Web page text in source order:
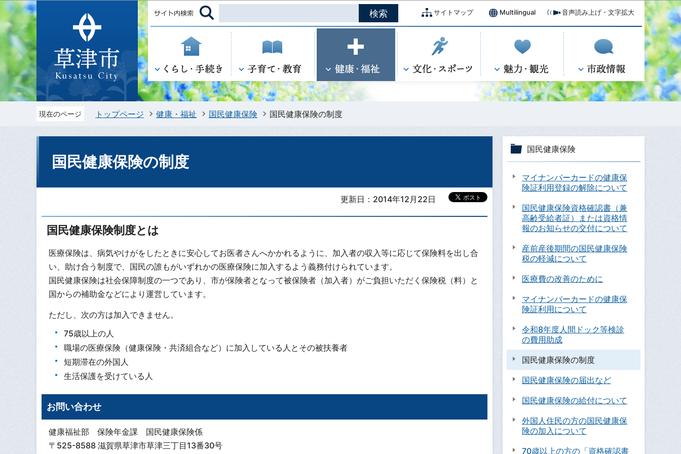
このページの本文へ移動
サイトマップ Multilingual 音声読み上げ・文字拡大
現在のページ トップページ 健康・福祉 国民健康保険 国民健康保険の制度
国民健康保険の制度
更新日：2014年12月22日
国民健康保険制度とは
医療保険は、病気やけがをしたときに安心してお医者さんへかかれるように、加入者の収入等に応じて保険料を出し合
い、助け合う制度で、国民の誰もがいずれかの医療保険に加入するよう義務付けられています。
国民健康保険は社会保障制度の一つであり、市が保険者となって被保険者（加入者）がご負担いただく保険税（料）と
国からの補助金などにより運営しています。
ただし、次の方は加入できません。
75歳以上の人
職場の医療保険（健康保険・共済組合など）に加入している人とその被扶養者
短期滞在の外国人
生活保護を受けている人
お問い合わせ
健康福祉部 保険年金課 国民健康保険係
〒525-8588 滋賀県草津市草津三丁目13番30号
国民健康保険
マイナンバーカードの健康保
険証利用登録の解除について
国民健康保険資格確認書（兼
高齢受給者証）または資格情
報のお知らせの交付について
産前産後期間の国民健康保険
税の軽減について
医療費の改善のために
マイナンバーカードの健康保
険証利用について
令和8年度人間ドック等検診
の費用助成
国民健康保険の制度
国民健康保険の届出など
国民健康保険の給付について
外国人住民の方の国民健康保
険の加入について
70歳以上の方の「資格確認書